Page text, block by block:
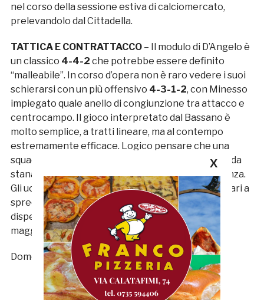
nel corso della sessione estiva di calciomercato,
prelevandolo dal Cittadella.
TATTICA E CONTRATTACCO – Il modulo di D’Angelo è
un classico 4-4-2 che potrebbe essere definito
“malleabile”. In corso d’opera non è raro vedere i suoi
schierarsi con un più offensivo 4-3-1-2, con Minesso
impiegato quale anello di congiunzione tra attacco e
centrocampo. Il gioco interpretato dal Bassano è
molto semplice, a tratti lineare, ma al contempo
estremamente efficace. Logico pensare che una
squadra abituata a volare sugli esterni sia difficile da
stanare, ma la Samb potrebbe far leva sulla pazienza.
Gli uomini di Palladini possono spingere gli avversari a
sprecare fiato in un sistema di gioco molto
dispendioso per poi attaccare nel momento di
maggior mancanza di lucidità avversaria.
Domenico Del Zompo
X